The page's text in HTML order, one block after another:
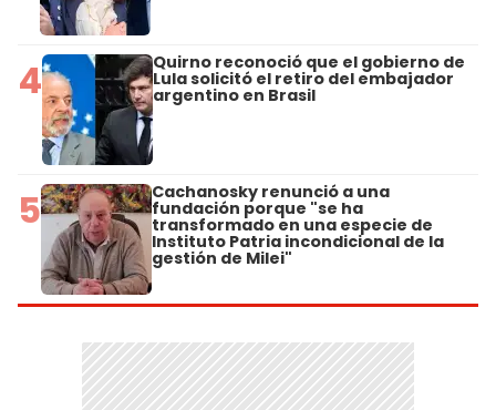
4 Quirno reconoció que el gobierno de
Lula solicitó el retiro del embajador
argentino en Brasil
5 Cachanosky renunció a una
fundación porque "se ha
transformado en una especie de
Instituto Patria incondicional de la
gestión de Milei"